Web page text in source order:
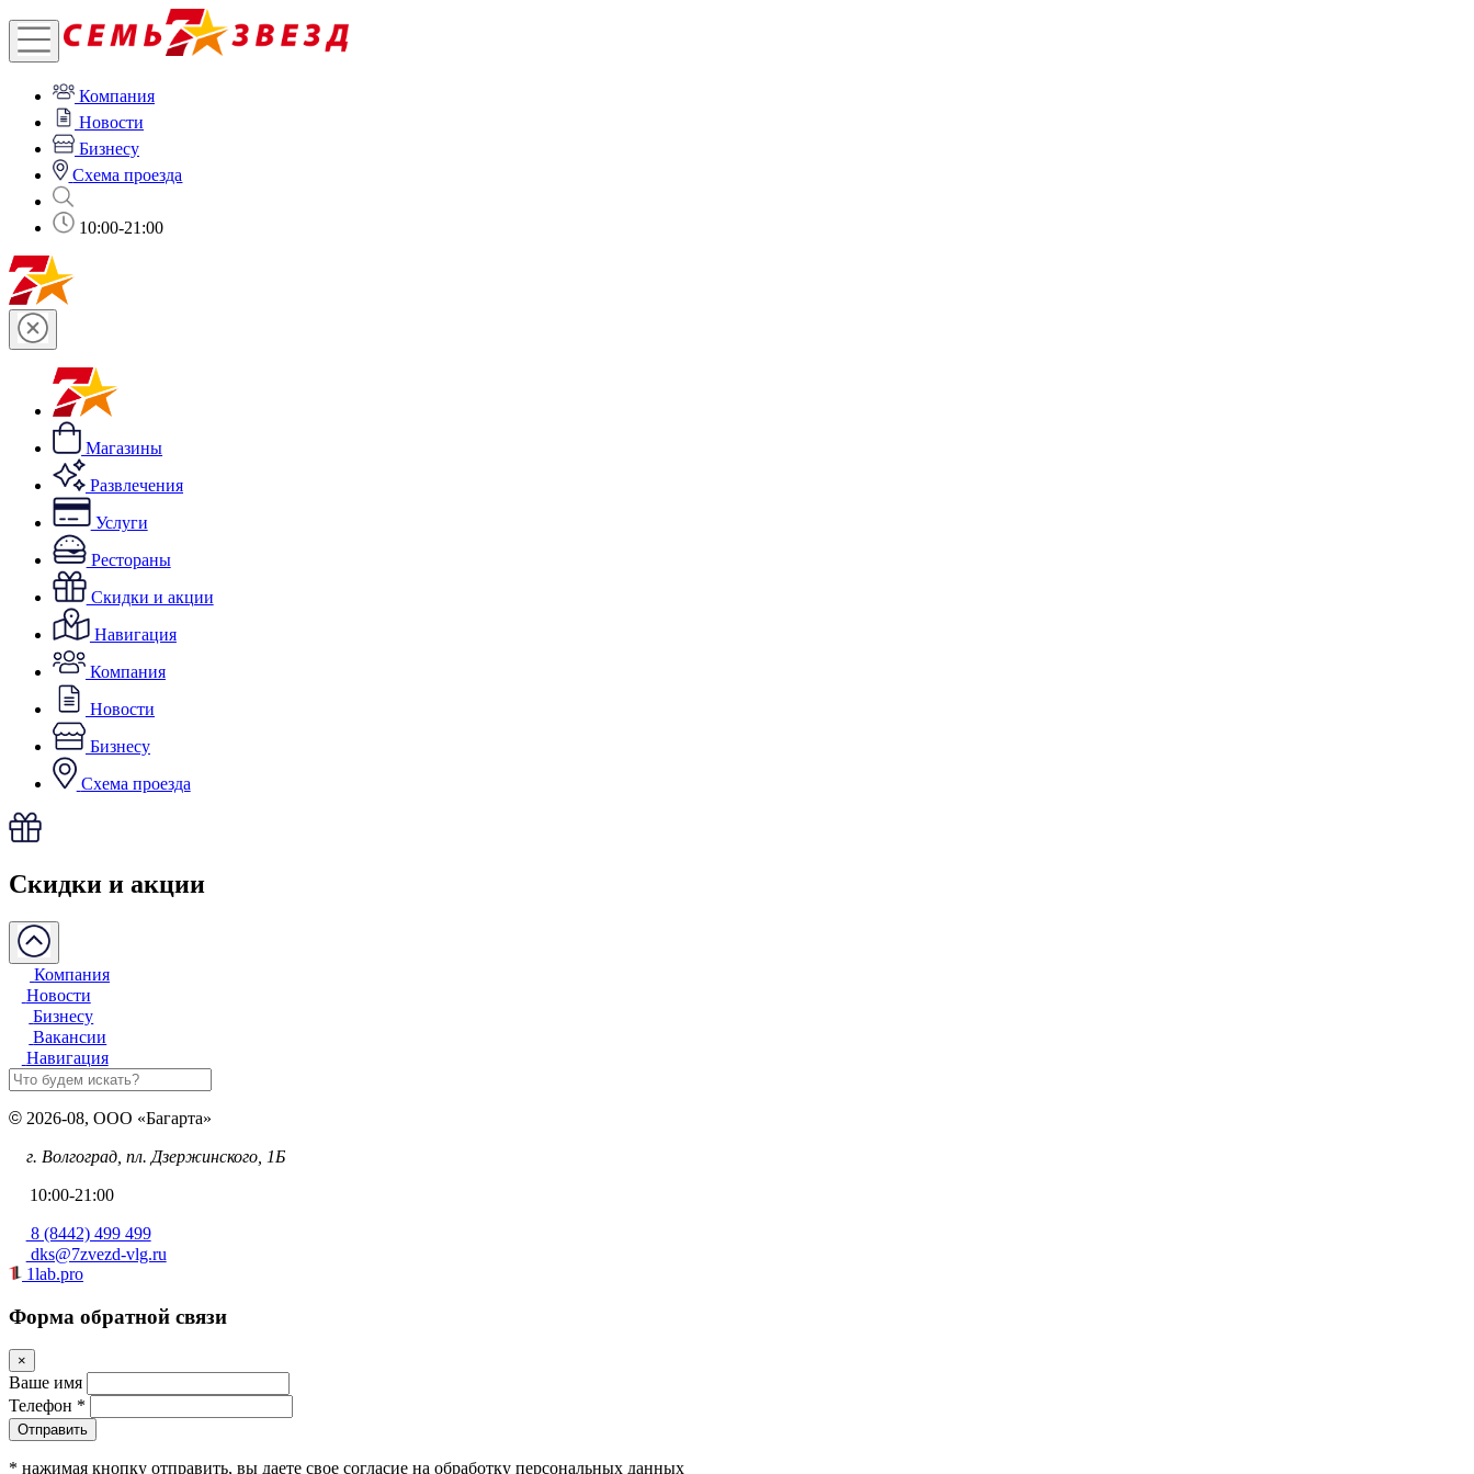
Компания
Новости
Бизнесу
Схема проезда
10:00-21:00
Магазины
Развлечения
Услуги
Рестораны
Скидки и акции
Навигация
Компания
Новости
Бизнесу
Схема проезда
Скидки и акции
Компания
Новости
Бизнесу
Вакансии
Навигация
© 2026-08, ООО «Багарта»
г. Волгоград, пл. Дзержинского, 1Б
10:00-21:00
8 (8442) 499 499
dks@7zvezd-vlg.ru
1lab.pro
Форма обратной связи
×
Ваше имя
Телефон *
Отправить
* нажимая кнопку отправить, вы даете свое согласие на обработку персональных данных